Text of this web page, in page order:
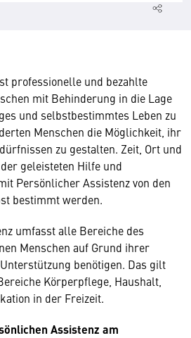
professionelle und bezahlte
mit Behinderung in die Lage
und selbstbestimmtes Leben zu
Menschen die Möglichkeit, ihr
zu gestalten. Zeit, Ort und
geleisteten Hilfe und
Persönlicher Assistenz von den
bestimmt werden.
umfasst alle Bereiche des
Menschen auf Grund ihrer
benötigen. Das gilt
Körperpflege, Haushalt,
in der Freizeit.
Assistenz am